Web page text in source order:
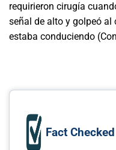
requirieron cirugía
señal de alto y golpeó
estaba conduciendo
Fact Checked